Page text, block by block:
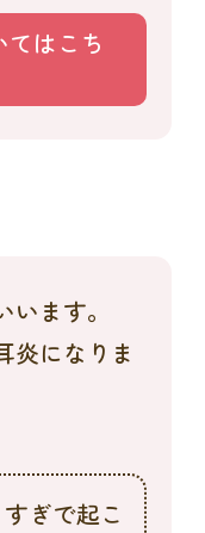
はこち
ます。
炎になりま
ぎで起こ